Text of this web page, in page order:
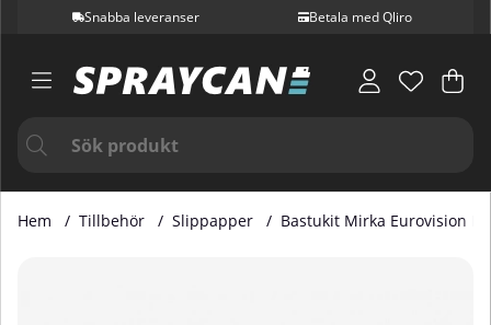
Snabba leveranser Betala med Qliro
.
Hem Tillbehör Slippapper Bastukit Mirka Eurovision